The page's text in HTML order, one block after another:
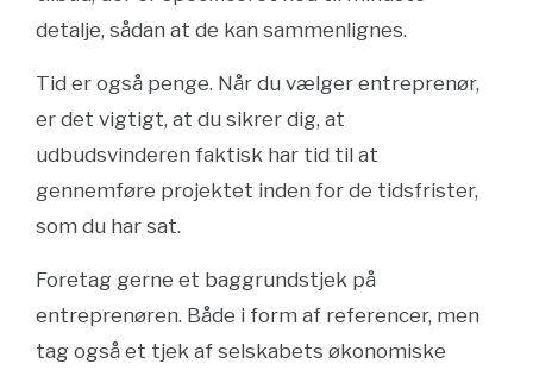
detalje, sådan at de kan sammenlignes.
Tid er også penge. Når du vælger entreprenør,
er det vigtigt, at du sikrer dig, at
udbudsvinderen faktisk har tid til at
gennemføre projektet inden for de tidsfrister,
som du har sat.
Foretag gerne et baggrundstjek på
entreprenøren. Både i form af referencer, men
tag også et tjek af selskabets økonomiske